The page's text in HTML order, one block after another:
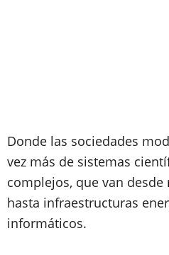
Donde las sociedades
vez más de sistemas
complejos, que van
hasta infraestructuras
informáticos.